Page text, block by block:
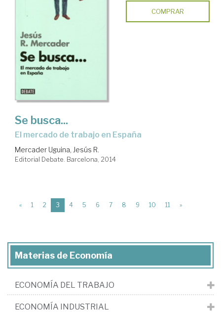
COMPRAR
Se busca...
el mercado de trabajo en España
Mercader Uguina, Jesús R.
Editorial Debate. Barcelona, 2014
« 1 2 3 (current)
4 5 6 7 8 9 10 11 »
Materias de Economía
ECONOMÍA DEL TRABAJO
ECONOMÍA INDUSTRIAL